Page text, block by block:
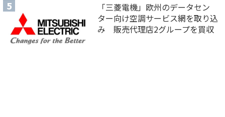
「三菱電機」欧州のデータセン
ター向け空調サービス網を取り込
み 販売代理店2グループを買収